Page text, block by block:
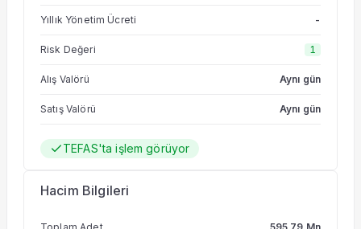
Yıllık Yönetim Ücreti -
Risk Değeri 1
Alış Valörü Aynı gün
Satış Valörü Aynı gün
TEFAS'ta işlem görüyor
Hacim Bilgileri